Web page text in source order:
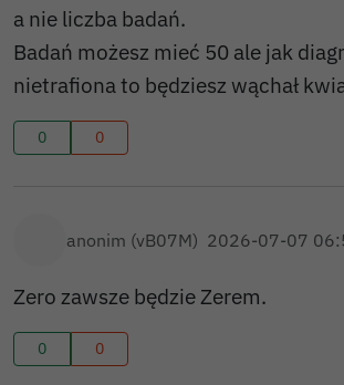
a nie liczba badań.
Badań możesz mieć 50 ale jak
nietrafiona to będziesz wąchał
0 0
anonim (vB07M) 2026-07-07
Zero zawsze będzie Zerem.
0 0